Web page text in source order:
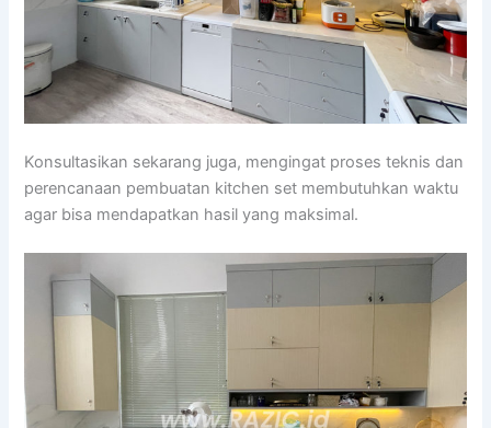
Konsultasikan sekarang juga, mengingat proses teknis dan
perencanaan pembuatan kitchen set membutuhkan waktu
agar bisa mendapatkan hasil yang maksimal.